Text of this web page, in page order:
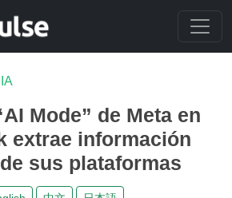
Mode” de Meta en
extrae información
sus plataformas